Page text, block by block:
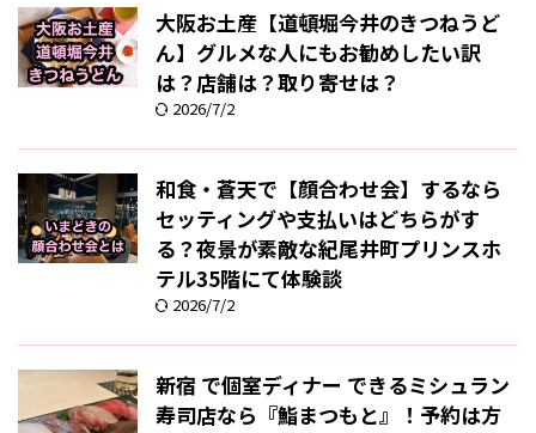
大阪お土産【道頓堀今井のきつねうど
ん】グルメな人にもお勧めしたい訳
は？店舗は？取り寄せは？
2026/7/2
和食・蒼天で【顔合わせ会】するなら
セッティングや支払いはどちらがす
る？夜景が素敵な紀尾井町プリンスホ
テル35階にて体験談
2026/7/2
新宿 で個室ディナー できるミシュラン
寿司店なら『鮨まつもと』！予約は方